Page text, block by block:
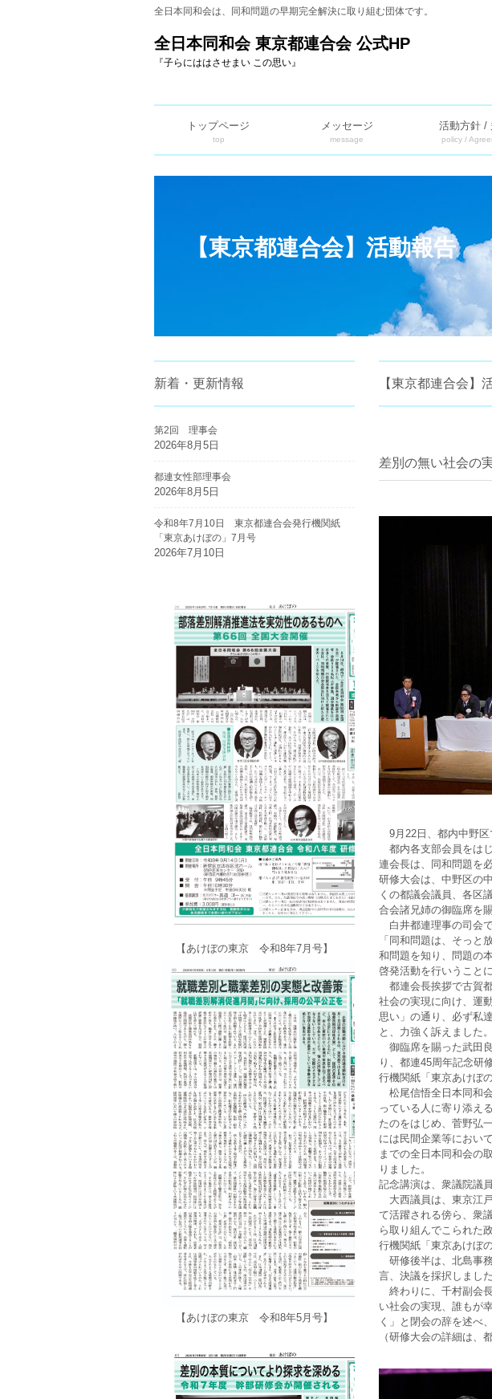
全日本同和会は、同和問題の早期完全解決に取り組む団体です。
全日本同和会 東京都連合会 公式HP
『子らにははさせまい この思い』
トップページ
top
メッセージ
message
活動方針 /
policy /
【東京都連合会】活動報告
【東京都連合会】
差別の無い社会の
9月22日、都内中野区
都内各支部会員をは
連会長は、同和問題を
研修大会は、中野区の
くの都議会議員、各区
合会諸兄姉の御臨席を
白井都連理事の司会
「同和問題は、そっと
和問題を知り、問題の
啓発活動を行いうこと
都連会長挨拶で古賀
社会の実現に向け、運
思い」の通り、必ず私
と、力強く訴えました。
御臨席を賜った武田
り、都連45周年記念研
行機関紙「東京あけぼ
松尾信悟全日本同和
っている人に寄り添え
たのをはじめ、菅野弘
には民間企業等におい
までの全日本同和会の
りました。
記念講演は、衆議院議
大西議員は、東京江
て活躍される傍ら、衆
ら取り組んでこられた
行機関紙「東京あけぼ
研修後半は、北島事
言、決議を採択しました
終わりに、千村副会
い社会の実現、誰もが
く」と閉会の辞を述べ
（研修大会の詳細は、
新着・更新情報
第2回 理事会
2026年8月5日
都連女性部理事会
2026年8月5日
令和8年7月10日 東京都連合会発行機関紙
「東京あけぼの」7月号
2026年7月10日
【あけぼの東京 令和8年7月号】
【あけぼの東京 令和8年5月号】